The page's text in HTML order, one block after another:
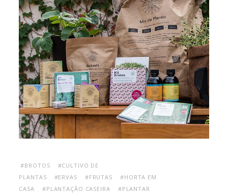
#BROTOS
#CULTIVO DE
PLANTAS
#ERVAS #FRUTAS
#HORTA EM
CASA
#PLANTAÇÃO CASEIRA
#PLANTAR